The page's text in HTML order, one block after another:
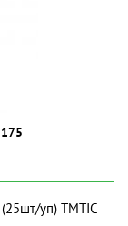
(25шт/уп) ТМТІС